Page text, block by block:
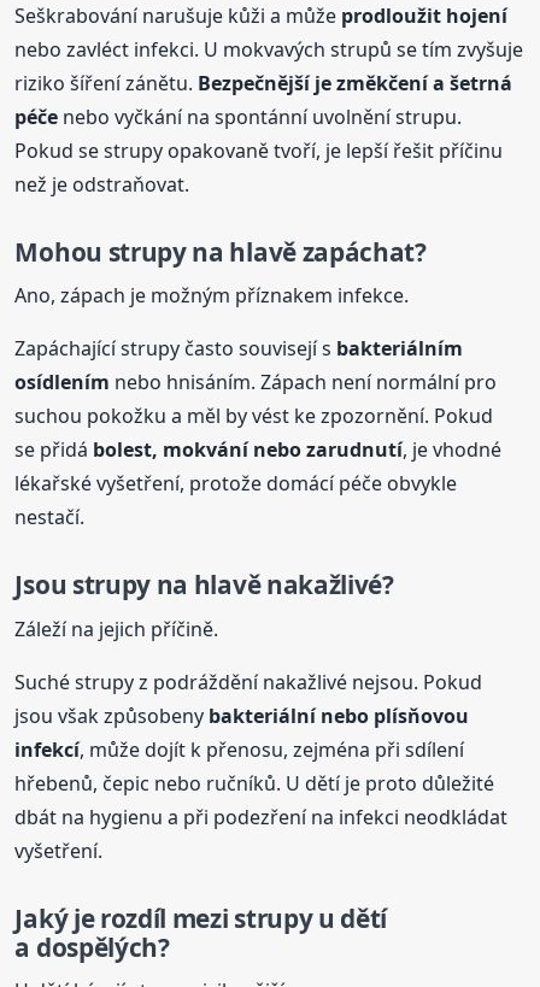
Seškrabování narušuje kůži a může prodloužit hojení
nebo zavléct infekci. U mokvavých strupů se tím zvyšuje
riziko šíření zánětu. Bezpečnější je změkčení a šetrná
péče nebo vyčkání na spontánní uvolnění strupu.
Pokud se strupy opakovaně tvoří, je lepší řešit příčinu
než je odstraňovat.
Mohou strupy na hlavě zapáchat?
Ano, zápach je možným příznakem infekce.
Zapáchající strupy často souvisejí s bakteriálním
osídlením nebo hnisáním. Zápach není normální pro
suchou pokožku a měl by vést ke zpozornění. Pokud
se přidá bolest, mokvání nebo zarudnutí, je vhodné
lékařské vyšetření, protože domácí péče obvykle
nestačí.
Jsou strupy na hlavě nakažlivé?
Záleží na jejich příčině.
Suché strupy z podráždění nakažlivé nejsou. Pokud
jsou však způsobeny bakteriální nebo plísňovou
infekcí, může dojít k přenosu, zejména při sdílení
hřebenů, čepic nebo ručníků. U dětí je proto důležité
dbát na hygienu a při podezření na infekci neodkládat
vyšetření.
Jaký je rozdíl mezi strupy u dětí
a dospělých?